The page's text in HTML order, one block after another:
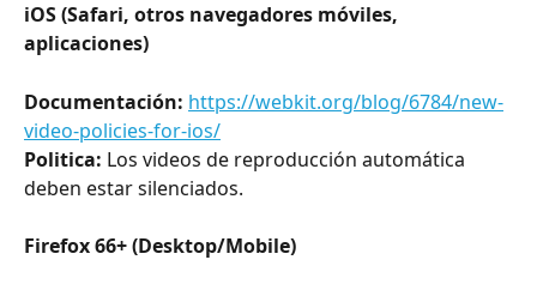
iOS (Safari, otros navegadores móviles,
aplicaciones)
Documentación: https://webkit.org/blog/6784/new-
video-policies-for-ios/
Politica: Los videos de reproducción automática
deben estar silenciados.
Firefox 66+ (Desktop/Mobile)